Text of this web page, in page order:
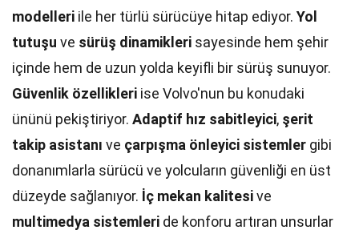
modelleri ile her türlü sürücüye hitap ediyor. Yol
tutuşu ve sürüş dinamikleri sayesinde hem şehir
içinde hem de uzun yolda keyifli bir sürüş sunuyor.
Güvenlik özellikleri ise Volvo'nun bu konudaki
ününü pekiştiriyor. Adaptif hız sabitleyici, şerit
takip asistanı ve çarpışma önleyici sistemler gibi
donanımlarla sürücü ve yolcuların güvenliği en üst
düzeyde sağlanıyor. İç mekan kalitesive
multimedya sistemleri de konforu artıran unsurlar